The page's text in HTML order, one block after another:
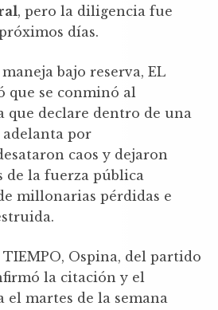
, pero la diligencia fue
días.
bajo reserva, EL
que se conminó al
que declare dentro de una
adelanta por
caos y dejaron
de la fuerza pública
millonarias pérdidas e
Ospina, del partido
la citación y el
el martes de la semana